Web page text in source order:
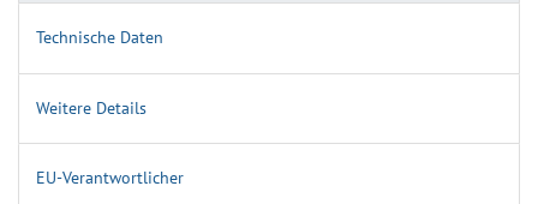
Technische Daten
Weitere Details
EU-Verantwortlicher